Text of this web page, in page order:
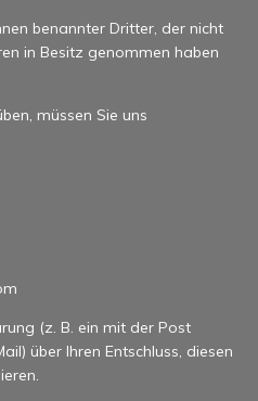
benannter Dritter, der nicht
in Besitz genommen haben
müssen Sie uns
(z. B. ein mit der Post
über Ihren Entschluss, diesen